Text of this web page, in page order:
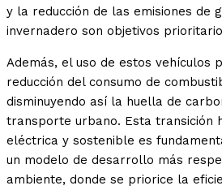
y la reducción de las emisiones de
invernadero son objetivos
Además, el uso de estos vehículos
reducción del consumo de
disminuyendo así la huella de
transporte urbano. Esta transición
eléctrica y sostenible es
un modelo de desarrollo más
ambiente, donde se priorice la